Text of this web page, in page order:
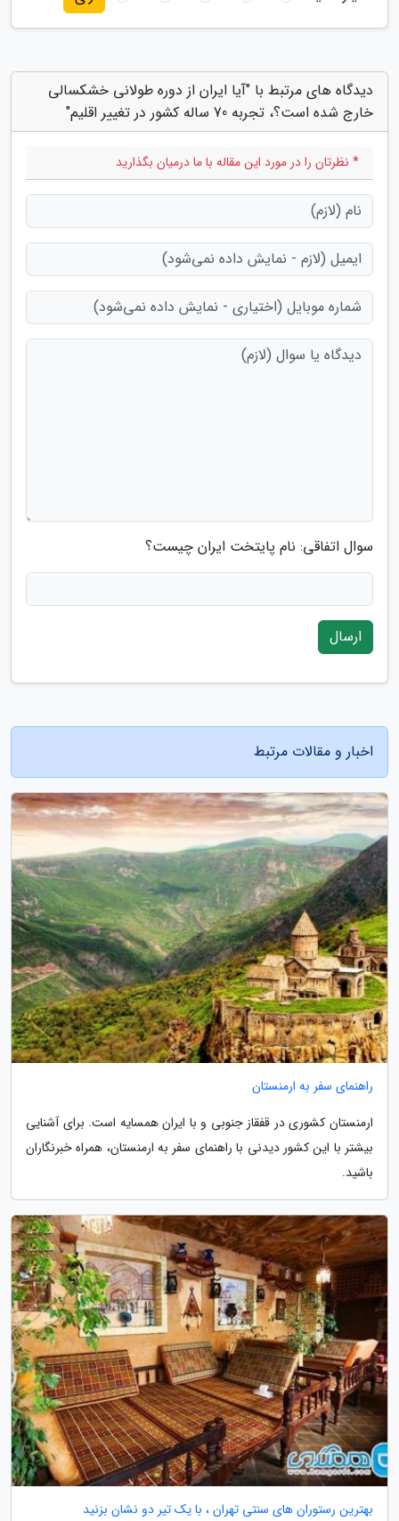
دیدگاه های مرتبط با "آیا ایران از دوره طولانی خشکسالی
خارج شده است؟، تجربه 70 ساله کشور در تغییر اقلیم"
* نظرتان را در مورد این مقاله با ما درمیان بگذارید
سوال اتفاقی: نام پایتخت ایران چیست؟
ارسال
اخبار و مقالات مرتبط
راهنمای سفر به ارمنستان
ارمنستان کشوری در قفقاز جنوبی و با ایران همسایه است. برای آشنایی
بیشتر با این کشور دیدنی با راهنمای سفر به ارمنستان، همراه خبرنگاران
باشید.
بهترین رستوران های سنتی تهران ، با یک تیر دو نشان بزنید